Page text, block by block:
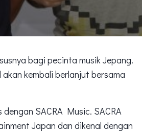
bagi pecinta musik Jepang.
kembali berlanjut bersama
SACRA Music. SACRA
Japan dan dikenal dengan